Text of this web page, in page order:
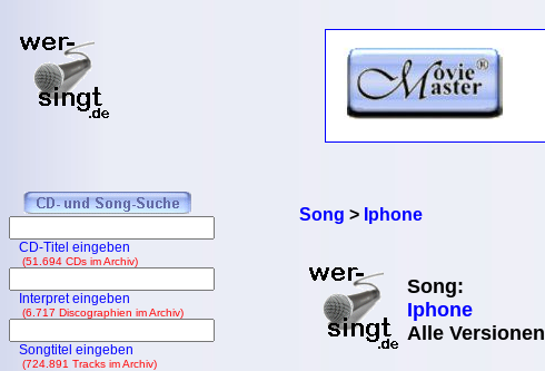
Song > Iphone
Song:
Iphone
Alle Versionen
CD-Titel eingeben
(51.694 CDs im Archiv)
Interpret eingeben
(6.717 Discographien im Archiv)
Songtitel eingeben
(724.891 Tracks im Archiv)